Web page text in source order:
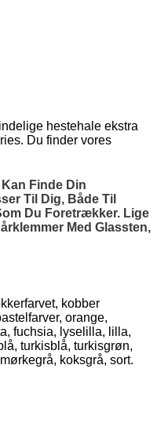
hestehale ekstra
Du finder vores
Finde Din
Til Dig, Både Til
Du Foretrækker. Lige
Med Glassten,
kobber
orange,
fuchsia, lyselilla, lilla,
turkisblå, turkisgrøn,
koksgrå, sort.